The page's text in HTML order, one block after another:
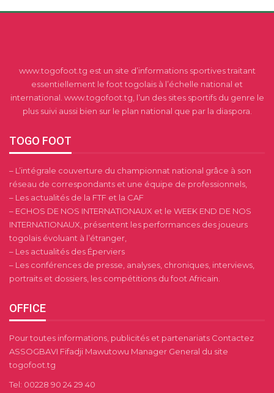
www.togofoot.tg est un site d’informations sportives traitant
essentiellement le foot togolais à l’échelle national et
international. www.togofoot.tg, l’un des sites sportifs du genre le
plus suivi aussi bien sur le plan national que par la diaspora.
TOGO FOOT
– L’intégrale couverture du championnat national grâce à son
réseau de correspondants et une équipe de professionnels,
– Les actualités de la FTF et la CAF
– ECHOS DE NOS INTERNATIONAUX et le WEEK END DE NOS
INTERNATIONAUX, présentent les performances des joueurs
togolais évoluant à l’étranger,
– Les actualités des Éperviers
– Les conférences de presse, analyses, chroniques, interviews,
portraits et dossiers, les compétitions du foot Africain.
OFFICE
Pour toutes informations, publicités et partenariats Contactez
ASSOGBAVI Fifadji Mawutowu Manager General du site
togofoot.tg
Tel: 00228 90 24 29 40